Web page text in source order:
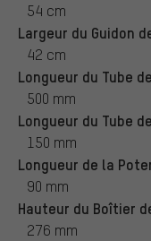
54 cm
Largeur du Guidon
42 cm
Longueur du Tube
500 mm
Longueur du Tube
150 mm
Longueur de la
90 mm
Hauteur du Boîtier
276 mm